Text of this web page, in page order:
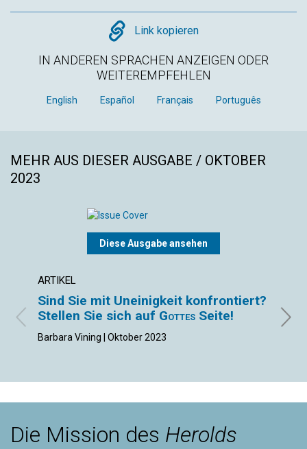
Copy
Link kopieren
IN ANDEREN SPRACHEN ANZEIGEN ODER
WEITEREMPFEHLEN
English Español Français Português
MEHR AUS DIESER AUSGABE / OKTOBER
2023
Diese Ausgabe ansehen
ARTIKEL
Sind Sie mit Uneinigkeit konfrontiert?
Stellen Sie sich auf Gottes Seite!
Barbara Vining | Oktober 2023
Die Mission des Herolds